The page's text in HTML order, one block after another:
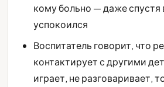
кому больно — даже спустя
успокоился
Воспитатель говорит, что
контактирует с другими
играет, не разговаривает,